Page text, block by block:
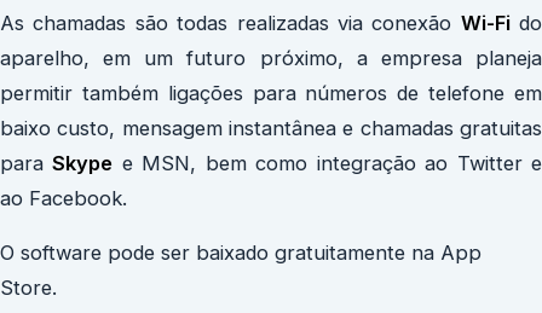
As chamadas são todas realizadas via conexão Wi-Fido
aparelho, em um futuro próximo, a empresa planeja
permitir também ligações para números de telefone em
baixo custo, mensagem instantânea e chamadas gratuitas
paraSkype e MSN, bem como integração ao Twitter e
ao Facebook.
O software pode ser baixado gratuitamente na App
Store.